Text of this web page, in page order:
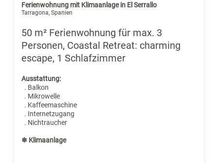
Ferienwohnung mit Klimaanlage in El Serrallo
Tarragona, Spanien
50 m² Ferienwohnung für max. 3
Personen, Coastal Retreat: charming
escape, 1 Schlafzimmer
Ausstattung:
. Balkon
. Mikrowelle
. Kaffeemaschine
. Internetzugang
. Nichtraucher
❄ Klimaanlage